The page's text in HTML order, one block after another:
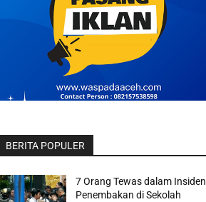
BERITA POPULER
7 Orang Tewas dalam Insiden
Penembakan di Sekolah